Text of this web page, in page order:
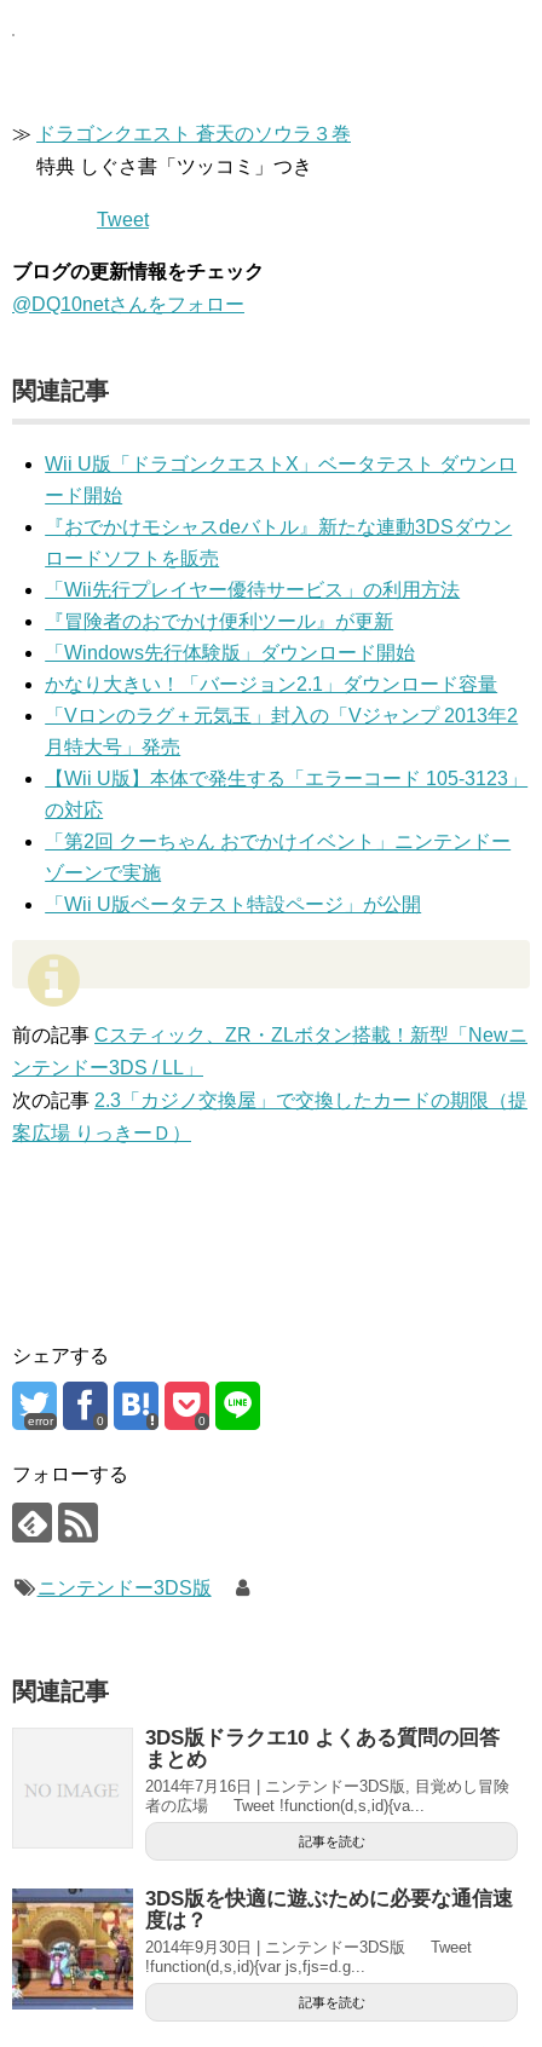
≫ ドラゴンクエスト 蒼天のソウラ３巻
特典 しぐさ書「ツッコミ」つき
Tweet
ブログの更新情報をチェック
@DQ10netさんをフォロー
関連記事
Wii U版「ドラゴンクエストX」ベータテスト ダウンロ
ード開始
『おでかけモシャスdeバトル』新たな連動3DSダウン
ロードソフトを販売
「Wii先行プレイヤー優待サービス」の利用方法
『冒険者のおでかけ便利ツール』が更新
「Windows先行体験版」ダウンロード開始
かなり大きい！「バージョン2.1」ダウンロード容量
「Vロンのラグ＋元気玉」封入の「Vジャンプ 2013年2
月特大号」発売
【Wii U版】本体で発生する「エラーコード 105-3123」
の対応
「第2回 クーちゃん おでかけイベント」ニンテンドー
ゾーンで実施
「Wii U版ベータテスト特設ページ」が公開
前の記事 Cスティック、ZR・ZLボタン搭載！新型「Newニ
ンテンドー3DS / LL」
次の記事 2.3「カジノ交換屋」で交換したカードの期限（提
案広場 りっきーＤ）
シェアする
error 0 0
フォローする
ニンテンドー3DS版
関連記事
3DS版ドラクエ10 よくある質問の回答
まとめ
2014年7月16日 | ニンテンドー3DS版, 目覚めし冒険
者の広場 Tweet !function(d,s,id){va...
記事を読む
3DS版を快適に遊ぶために必要な通信速
度は？
2014年9月30日 | ニンテンドー3DS版 Tweet
!function(d,s,id){var js,fjs=d.g...
記事を読む